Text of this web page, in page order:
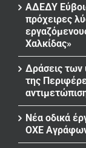
ΑΔΕΔΥ
πρόχειρες
Χαλκίδας»
Δράσεις των
της
Νέα οδικά
ΟΧΕ Αγράφων